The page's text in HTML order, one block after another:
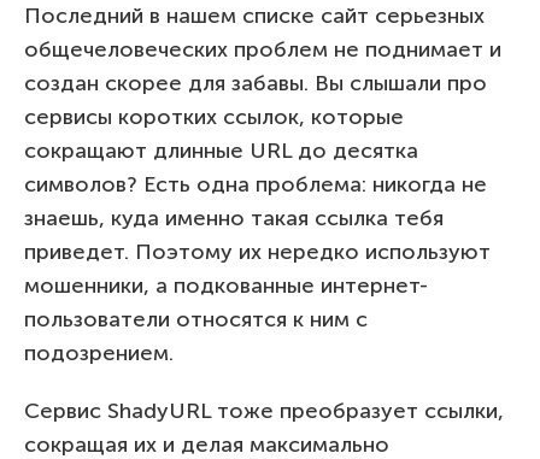
Последний в нашем списке сайт серьезных
общечеловеческих проблем не поднимает и
создан скорее для забавы. Вы слышали про
сервисы коротких ссылок, которые
сокращают длинные URL до десятка
символов? Есть одна проблема: никогда не
знаешь, куда именно такая ссылка тебя
приведет. Поэтому их нередко используют
мошенники, а подкованные интернет-
пользователи относятся к ним с
подозрением.
Сервис ShadyURL тоже преобразует ссылки,
сокращая их и делая максимально